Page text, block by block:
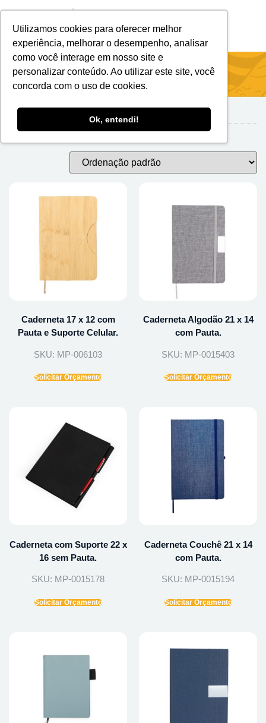
Utilizamos cookies para oferecer melhor
experiência, melhorar o desempenho, analisar
como você interage em nosso site e
personalizar conteúdo. Ao utilizar este site, você
concorda com o uso de cookies.
Ok, entendi!
Início/Blocos E Cadernetas/ Cadernetas
Caderneta 17 x 12 com
Pauta e Suporte Celular.
SKU: MP-006103
Solicitar Orçamento
Caderneta Algodão 21 x 14
com Pauta.
SKU: MP-0015403
Solicitar Orçamento
Caderneta com Suporte 22 x
16 sem Pauta.
SKU: MP-0015178
Solicitar Orçamento
Caderneta Couchê 21 x 14
com Pauta.
SKU: MP-0015194
Solicitar Orçamento